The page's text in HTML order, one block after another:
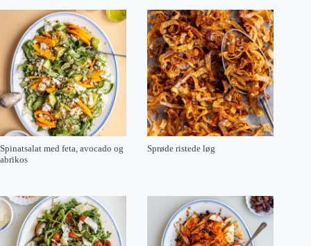
Spinatsalat med feta, avocado og
abrikos
Sprøde ristede løg